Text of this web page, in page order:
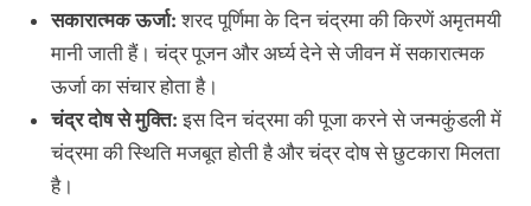
सकारात्मक ऊर्जा: शरद पूर्णिमा के दिन चंद्रमा की किरणें अमृतमयी
मानी जाती हैं। चंद्र पूजन और अर्घ्य देने से जीवन में सकारात्मक
ऊर्जा का संचार होता है।
चंद्र दोष से मुक्ति: इस दिन चंद्रमा की पूजा करने से जन्मकुंडली में
चंद्रमा की स्थिति मजबूत होती है और चंद्र दोष से छुटकारा मिलता
है।